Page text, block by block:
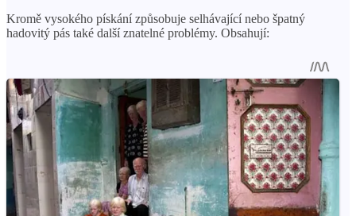
Kromě vysokého pískání způsobuje selhávající nebo špatný
hadovitý pás také další znatelné problémy. Obsahují: